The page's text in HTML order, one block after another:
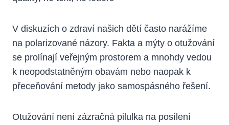
V diskuzích o zdraví našich dětí často narážíme
na polarizované názory. Fakta a mýty o otužování
se prolínají veřejným prostorem a mnohdy vedou
k neopodstatněným obavám nebo naopak k
přeceňování metody jako samospásného řešení.
Otužování není zázračná pilulka na posílení